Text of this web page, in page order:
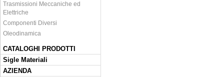
Trasmissioni Meccaniche ed
Elettriche
Componenti Diversi
Oleodinamica
CATALOGHI PRODOTTI
Sigle Materiali
AZIENDA